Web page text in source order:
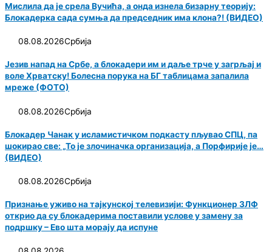
Мислила да је срела Вучића, а онда изнела бизарну теорију:
Блокадерка сада сумња да председник има клона?! (ВИДЕО)
08.08.2026Србија
Језив напад на Србе, а блокадери им и даље трче у загрљај и
воле Хрватску! Болесна порука на БГ таблицама запалила
мреже (ФОТО)
08.08.2026Србија
Блокадер Чанак у исламистичком подкасту пљувао СПЦ, па
шокирао све: „То је злочиначка организација, а Порфирије је…
(ВИДЕО)
08.08.2026Србија
Признање уживо на тајкунској телевизији: Функционер ЗЛФ
открио да су блокадерима поставили услове у замену за
подршку – Ево шта морају да испуне